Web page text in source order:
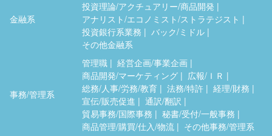
金融系
投資理論/アクチュアリー/商品開発
アナリスト/エコノミスト/ストラテジスト
投資銀行系業務
バック/ミドル
その他金融系
事務/管理系
管理職
経営企画/事業企画
商品開発/マーケティング
広報/ＩＲ
総務/人事/労務/教育
法務/特許
経理/財務
宣伝/販売促進
通訳/翻訳
貿易事務/国際事務
秘書/受付/一般事務
商品管理/購買/仕入/物流
その他事務/管理系